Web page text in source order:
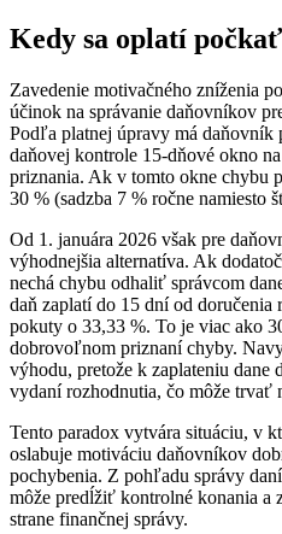
Kedy sa oplatí
Zavedenie motivačného zníženia
účinok na správanie daňovníkov
Podľa platnej úpravy má daňovník
daňovej kontrole 15-dňové okno
priznania. Ak v tomto okne chybu
30 % (sadzba 7 % ročne namiesto
Od 1. januára 2026 však pre
výhodnejšia alternatíva. Ak
nechá chybu odhaliť správcom
daň zaplatí do 15 dní od doručenia
pokuty o 33,33 %. To je viac ako
dobrovoľnom priznaní chyby.
výhodu, pretože k zaplateniu dane
vydaní rozhodnutia, čo môže trvať
Tento paradox vytvára situáciu, v
oslabuje motiváciu daňovníkov
pochybenia. Z pohľadu správy
môže predĺžiť kontrolné konania a
strane finančnej správy.